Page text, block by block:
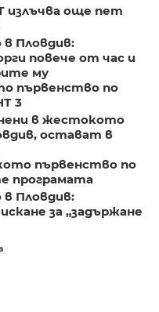
излъчва още пет
Пловдив:
повече от час и
му
първенство по
3
в жестокото
остават в
първенство по
програмата
Пловдив:
за „задържане